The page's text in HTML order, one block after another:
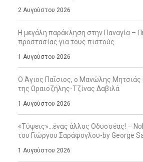
2 Αυγούστου 2026
Η μεγάλη παράκληση στην Παναγία –
προστασίας για τους πιστούς
1 Αυγούστου 2026
Ο Άγιος Παΐσιος, ο Μανώλης Μητσιάς
της Ωραιοζήλης-Τζίνας Δαβιλά
1 Αυγούστου 2026
«Τύψεις»…ένας άλλος Οδυσσέας! –
του Γιώργου Σαράφογλου-by George
1 Αυγούστου 2026